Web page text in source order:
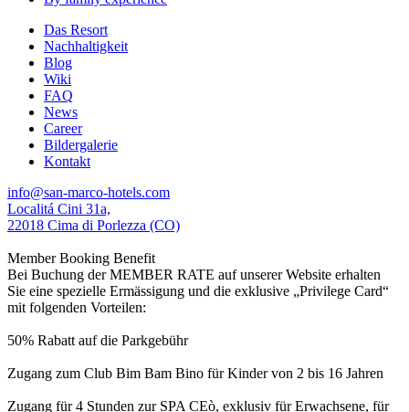
Das Resort
Nachhaltigkeit
Blog
Wiki
FAQ
News
Career
Bildergalerie
Kontakt
info@san-marco-hotels.com
Localitá Cini 31a,
22018 Cima di Porlezza (CO)
Member Booking Benefit
Bei Buchung der MEMBER RATE auf unserer Website erhalten
Sie eine spezielle Ermässigung und die exklusive „Privilege Card“
mit folgenden Vorteilen:
50% Rabatt auf die Parkgebühr
Zugang zum Club Bim Bam Bino für Kinder von 2 bis 16 Jahren
Zugang für 4 Stunden zur SPA CEò, exklusiv für Erwachsene, für